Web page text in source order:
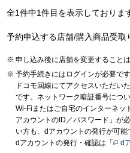
全1件中1件目を表示しておりま
予約申込する店舗/購入商品受取
申し込み後に店舗を変更することは
予約手続きにはログインが必要です
ドコモ回線にてアクセスいただい
です。ネットワーク暗証番号につ
Wi-Fiまたはご自宅のインターネッ
アカウントのID／パスワード」が
い方も、dアカウントの発行が可能
dアカウントの発行・確認は「
d